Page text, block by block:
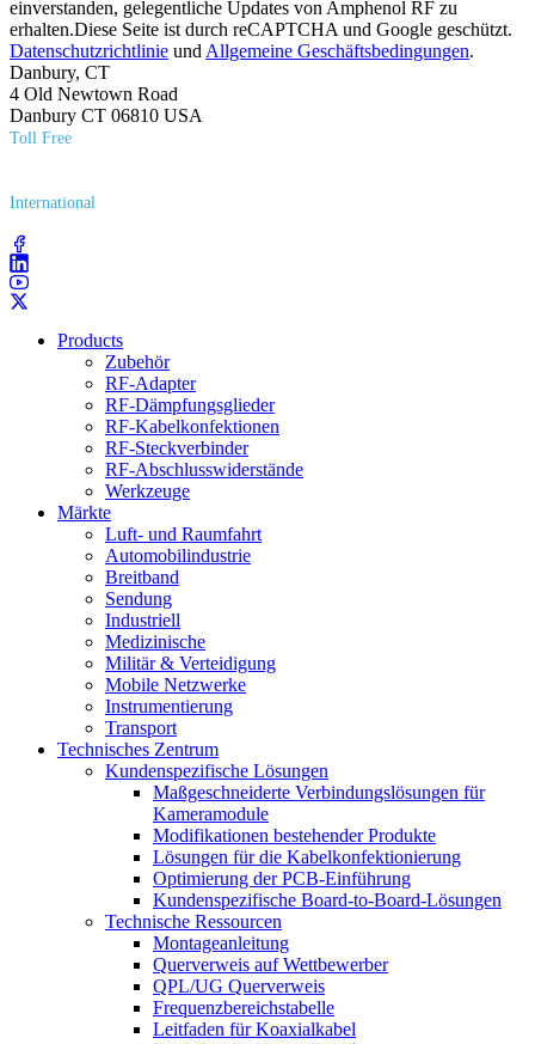
einverstanden, gelegentliche Updates von Amphenol RF zu
erhalten.Diese Seite ist durch reCAPTCHA und Google geschützt.
Datenschutzrichtlinie und Allgemeine Geschäftsbedingungen.
Danbury, CT
4 Old Newtown Road
Danbury CT 06810 USA
Toll Free
International
Products
Zubehör
RF-Adapter
RF-Dämpfungsglieder
RF-Kabelkonfektionen
RF-Steckverbinder
RF-Abschlusswiderstände
Werkzeuge
Märkte
Luft- und Raumfahrt
Automobilindustrie
Breitband
Sendung
Industriell
Medizinische
Militär & Verteidigung
Mobile Netzwerke
Instrumentierung
Transport
Technisches Zentrum
Kundenspezifische Lösungen
Maßgeschneiderte Verbindungslösungen für
Kameramodule
Modifikationen bestehender Produkte
Lösungen für die Kabelkonfektionierung
Optimierung der PCB-Einführung
Kundenspezifische Board-to-Board-Lösungen
Technische Ressourcen
Montageanleitung
Querverweis auf Wettbewerber
QPL/UG Querverweis
Frequenzbereichstabelle
Leitfaden für Koaxialkabel